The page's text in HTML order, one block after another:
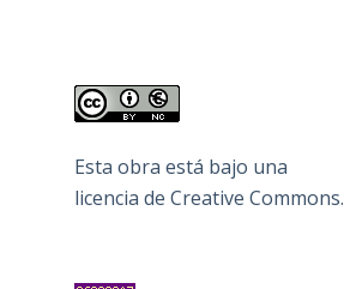
Esta obra está bajo una
licencia de Creative Commons.